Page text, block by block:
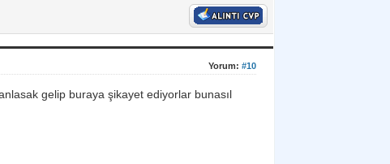
Yorum: #10
gelip buraya şikayet ediyorlar bunasıl